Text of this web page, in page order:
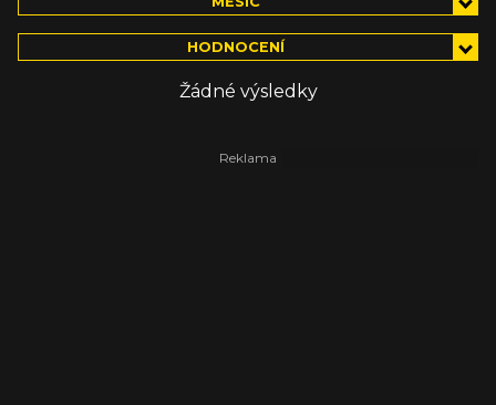
HODNOCENÍ
Žádné výsledky